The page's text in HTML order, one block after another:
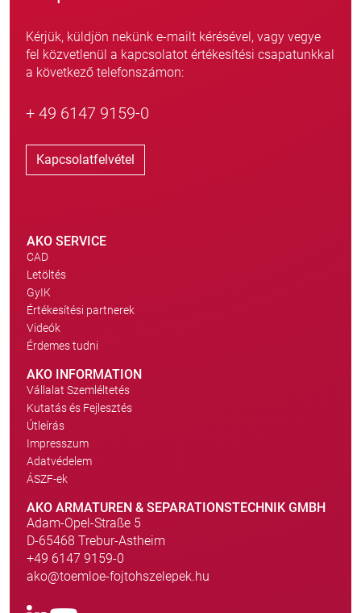
Kérjük, küldjön nekünk e-mailt kérésével, vagy vegye
fel közvetlenül a kapcsolatot értékesítési csapatunkkal
a következő telefonszámon:
+ 49 6147 9159-0
Kapcsolatfelvétel
AKO SERVICE
CAD
Letöltés
GyIK
Értékesítési partnerek
Videók
Érdemes tudni
AKO INFORMATION
Vállalat Szemléltetés
Kutatás és Fejlesztés
Útleírás
Impresszum
Adatvédelem
ÁSZF-ek
AKO ARMATUREN & SEPARATIONSTECHNIK GMBH
Adam-Opel-Straße 5
D-65468 Trebur-Astheim
+49 6147 9159-0
ako@toemloe-fojtohszelepek.hu